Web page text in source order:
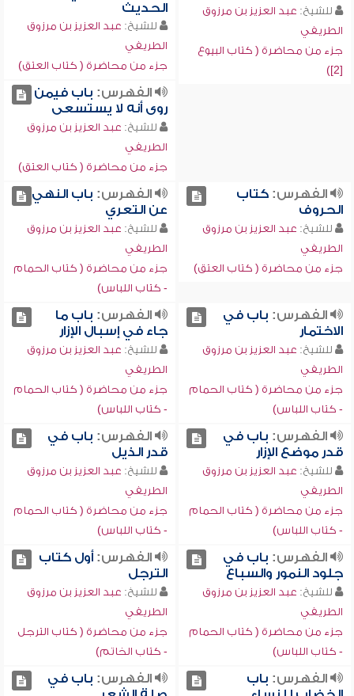
للشيخ: عبد العزيز بن مرزوق
الطريفي
جزء من محاضرة ( كتاب البيوع
[2])
الحديث
للشيخ: عبد العزيز بن مرزوق
الطريفي
جزء من محاضرة ( كتاب العتق)
الفهرس: باب فيمن
روى أنه لا يستسعى
للشيخ: عبد العزيز بن مرزوق
الطريفي
جزء من محاضرة ( كتاب العتق)
الفهرس:كتاب
الحروف
للشيخ: عبد العزيز بن مرزوق
الطريفي
جزء من محاضرة ( كتاب العتق)
الفهرس: باب النهي
عن التعري
للشيخ: عبد العزيز بن مرزوق
الطريفي
جزء من محاضرة ( كتاب الحمام
- كتاب اللباس)
الفهرس: باب في
الاختمار
للشيخ: عبد العزيز بن مرزوق
الطريفي
جزء من محاضرة ( كتاب الحمام
- كتاب اللباس)
الفهرس: باب ما
جاء في إسبال الإزار
للشيخ: عبد العزيز بن مرزوق
الطريفي
جزء من محاضرة ( كتاب الحمام
- كتاب اللباس)
الفهرس: باب في
قدر موضع الإزار
للشيخ: عبد العزيز بن مرزوق
الطريفي
جزء من محاضرة ( كتاب الحمام
- كتاب اللباس)
الفهرس: باب في
قدر الذيل
للشيخ: عبد العزيز بن مرزوق
الطريفي
جزء من محاضرة ( كتاب الحمام
- كتاب اللباس)
الفهرس: باب في
جلود النمور والسباع
للشيخ: عبد العزيز بن مرزوق
الطريفي
جزء من محاضرة ( كتاب الحمام
- كتاب اللباس)
الفهرس:أول كتاب
الترجل
للشيخ: عبد العزيز بن مرزوق
الطريفي
جزء من محاضرة ( كتاب الترجل
- كتاب الخاتم)
الفهرس: باب
الفهرس: باب في